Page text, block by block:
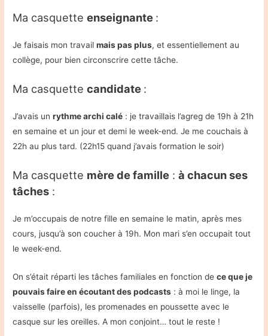
Ma casquetteenseignante :
Je faisais mon travailmais pas plus, et essentiellement au
collège, pour bien circonscrire cette tâche.
Ma casquettecandidate :
J’avais unrythme archi calé : je travaillais l’agreg de 19h à 21h
en semaine et un jour et demi le week-end. Je me couchais à
22h au plus tard. (22h15 quand j’avais formation le soir)
Ma casquette mère de famille :à chacun ses
tâches :
Je m’occupais de notre fille en semaine le matin, après mes
cours, jusqu’à son coucher à 19h. Mon mari s’en occupait tout
le week-end.
On s’était réparti les tâches familiales en fonction dece que je
pouvais faire en écoutant des podcasts : à moi le linge, la
vaisselle (parfois), les promenades en poussette avec le
casque sur les oreilles. A mon conjoint… tout le reste !